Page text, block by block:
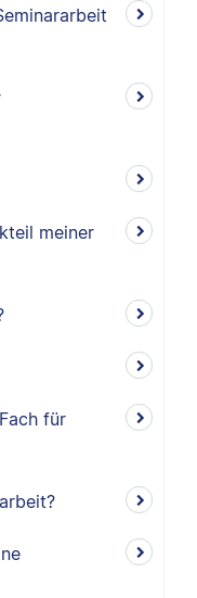
meiner
für